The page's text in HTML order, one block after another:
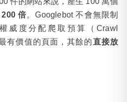
倍。Googlebot 不會無限制
威度分配爬取預算（Crawl
有價值的頁面，其餘的直接放